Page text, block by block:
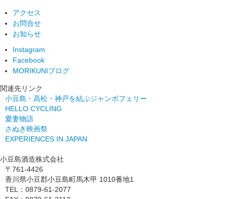
アクセス
お問合せ
お知らせ
Instagram
Facebook
MORIKUNIブログ
関連先リンク
小豆島・高松・神戸を結ぶジャンボフェリー
HELLO CYCLING
愛妻物語
さぬき映画祭
EXPERIENCES IN JAPAN
小豆島酒造株式会社
〒761-4426
香川県小豆郡小豆島町馬木甲 1010番地1
TEL：0879-61-2077